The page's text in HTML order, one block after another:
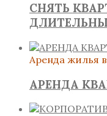
СНЯТЬ
Аренда жилья
АРЕНДА